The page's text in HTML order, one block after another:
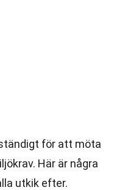
för att möta
Här är några
utkik efter.